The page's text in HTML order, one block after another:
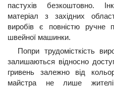
пастухів безкоштовно.
матеріал з західних
виробів є повністю ручне
швейної машинки.
Попри трудомісткість
залишаються відносно
гривень залежно від
майстра не лише